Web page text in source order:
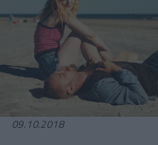
09.10.2018